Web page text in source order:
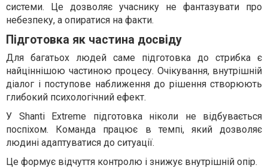
системи. Це дозволяє учаснику не фантазувати про
небезпеку, а опиратися на факти.
Підготовка як частина досвіду
Для багатьох людей саме підготовка до стрибка є
найціннішою частиною процесу. Очікування, внутрішній
діалог і поступове наближення до рішення створюють
глибокий психологічний ефект.
У Shanti Extreme підготовка ніколи не відбувається
поспіхом. Команда працює в темпі, який дозволяє
людині адаптуватися до ситуації.
Це формує відчуття контролю і знижує внутрішній опір.